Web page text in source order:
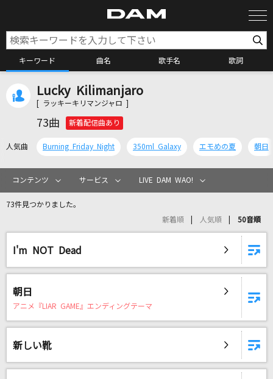
キーワード 曲名 歌手名 歌詞
カラオケ検索
カラオケリクエスト
リアルタイムで歌われている曲の一覧
ライラック
Mrs. GREEN APPLE
[プロオケ]for you...
高橋真梨子
ファスナー
Lucky Kilimanjaro
[ ラッキーキリマンジャロ ]
73曲 新着配信曲あり
人気曲 Burning Friday Night 350ml Galaxy エモめの夏 朝日
コンテンツ サービス LIVE DAM WAO!
73件見つかりました。
新着順 人気順 50音順
I'm NOT Dead
朝日
アニメ『LIAR GAME』エンディングテーマ
新しい靴